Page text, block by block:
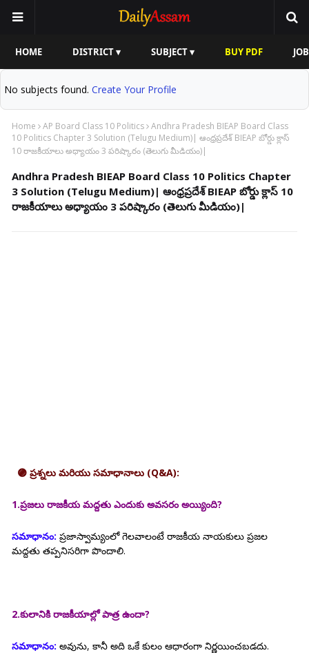
HOME DISTRICT ▾ SUBJECT ▾ BUY PDF
No subjects found. Create Your Profile
Home AP Board Class 10 Politics Andhra Pradesh BIEAP Board Class
10 Politics Chapter 3 Solution (Telugu Medium)| ఆంధ్రప్రదేశ్ BIEAP బోర్డు క్లాస్
10 రాజకీయాలు అధ్యాయం 3 పరిష్కారం (తెలుగు మీడియం)|
Andhra Pradesh BIEAP Board Class 10 Politics Chapter
3 Solution (Telugu Medium)| ఆంధ్రప్రదేశ్ BIEAP బోర్డు క్లాస్ 10
రాజకీయాలు అధ్యాయం 3 పరిష్కారం (తెలుగు మీడియం)|
🟣 ప్రశ్నలు మరియు సమాధానాలు (Q&A):
1.ప్రజలు రాజకీయ మద్దతు ఎందుకు అవసరం అయ్యింది?
సమాధానం: ప్రజాస్వామ్యంలో గెలవాలంటే రాజకీయ నాయకులు ప్రజల
మద్దతు తప్పనిసరిగా పొందాలి.
2.కులానికి రాజకీయాల్లో పాత్ర ఉందా?
సమాధానం: అవును, కానీ అది ఒకే కులం ఆధారంగా నిర్ణయించబడదు.